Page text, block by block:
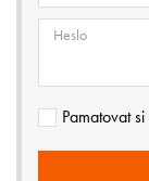
Heslo
Pamatovat